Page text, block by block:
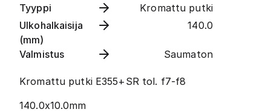
Tyyppi
Kromattu putki
Ulkohalkaisija
(mm)
140.0
Valmistus Saumaton
Kromattu putki E355+SR tol. f7-f8
140.0x10.0mm